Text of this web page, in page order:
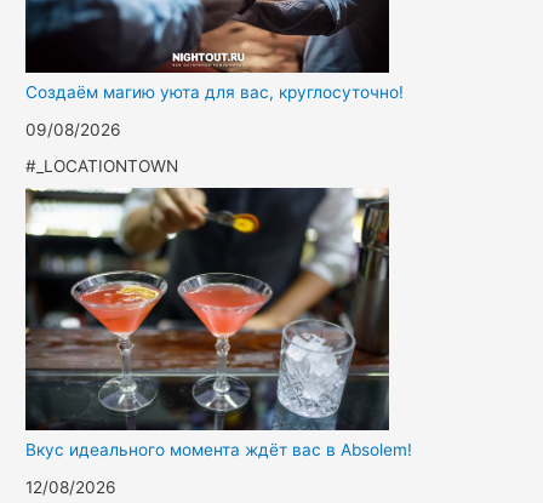
Создаём магию уюта для вас, круглосуточно!
09/08/2026
#_LOCATIONTOWN
Вкус идеального момента ждёт вас в Absolem!
12/08/2026